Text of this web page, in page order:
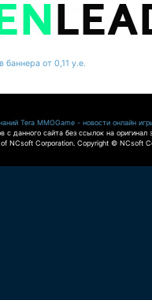
баннера от 0,11 у.е.
Tera MMOGame - новости онлайн
с данного сайта без ссылок на оригинал
NCsoft Corporation. Copyright © NCsoft